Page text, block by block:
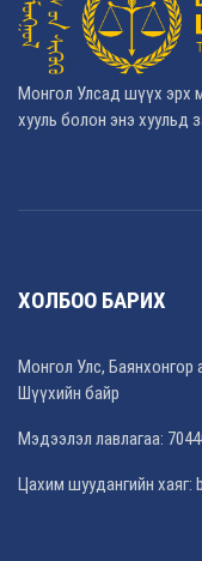
Монгол Улсад шүүх эрх
хууль болон энэ хуульд
ХОЛБОО БАРИХ
Монгол Улс, Баянхонгор
Шүүхийн байр
Мэдээлэл лавлагаа:
Цахим шуудангийн хаяг: